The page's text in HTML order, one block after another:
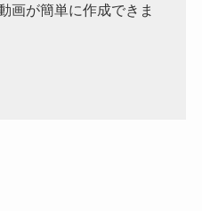
画が簡単に作成できま